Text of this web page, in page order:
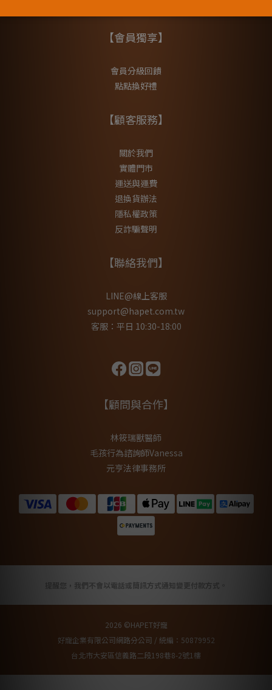
【會員獨享】
會員分級回饋
點點換好禮
【顧客服務】
關於我們
實體門市
運送與運費
退換貨辦法
隱私權政策
反詐騙聲明
【聯絡我們】
LINE@線上客服
support@hapet.com.tw
客服：平日 10:30-18:00
【顧問與合作】
林筱瑞獸醫師
毛孩行為諮詢師Vanessa
元亨法律事務所
提醒您，我們不會以電話或簡訊方式通知變更付款方式。
2026 ©HAPET好寵
好寵企業有限公司網路分公司 / 統編：50879952
台北市大安區信義路二段198巷8-2號1樓